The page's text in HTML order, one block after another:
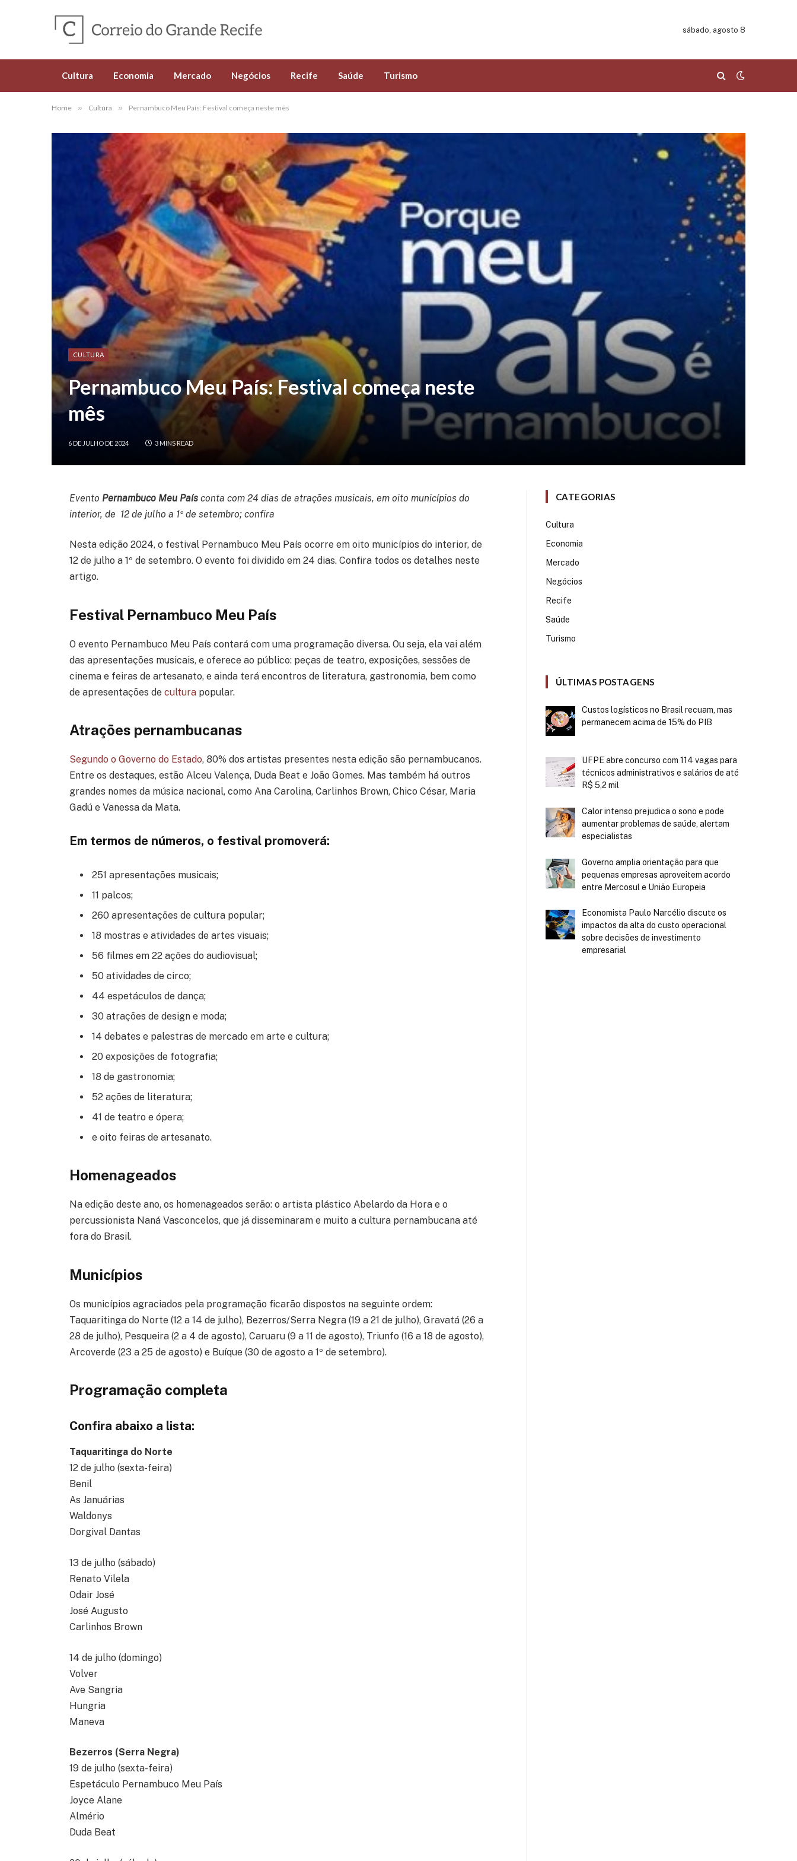
sábado, agosto 8
Cultura Economia Mercado Negócios Recife Saúde Turismo
Home » Cultura » Pernambuco Meu País: Festival começa neste mês
CULTURA
Pernambuco Meu País: Festival começa neste
mês
6 DE JULHO DE 2024 3 MINS READ
Evento Pernambuco Meu País conta com 24 dias de atrações musicais, em oito municípios do
interior, de 12 de julho a 1º de setembro; confira
Nesta edição 2024, o festival Pernambuco Meu País ocorre em oito municípios do interior, de
12 de julho a 1º de setembro. O evento foi dividido em 24 dias. Confira todos os detalhes neste
artigo.
Festival Pernambuco Meu País
O evento Pernambuco Meu País contará com uma programação diversa. Ou seja, ela vai além
das apresentações musicais, e oferece ao público: peças de teatro, exposições, sessões de
cinema e feiras de artesanato, e ainda terá encontros de literatura, gastronomia, bem como
de apresentações decultura popular.
Atrações pernambucanas
Segundo o Governo do Estado, 80% dos artistas presentes nesta edição são pernambucanos.
Entre os destaques, estão Alceu Valença, Duda Beat e João Gomes. Mas também há outros
grandes nomes da música nacional, como Ana Carolina, Carlinhos Brown, Chico César, Maria
Gadú e Vanessa da Mata.
Em termos de números, o festival promoverá:
251 apresentações musicais;
11 palcos;
260 apresentações de cultura popular;
18 mostras e atividades de artes visuais;
56 filmes em 22 ações do audiovisual;
50 atividades de circo;
44 espetáculos de dança;
30 atrações de design e moda;
14 debates e palestras de mercado em arte e cultura;
20 exposições de fotografia;
18 de gastronomia;
52 ações de literatura;
41 de teatro e ópera;
e oito feiras de artesanato.
Homenageados
Na edição deste ano, os homenageados serão: o artista plástico Abelardo da Hora e o
percussionista Naná Vasconcelos, que já disseminaram e muito a cultura pernambucana até
fora do Brasil.
Municípios
Os municípios agraciados pela programação ficarão dispostos na seguinte ordem:
Taquaritinga do Norte (12 a 14 de julho), Bezerros/Serra Negra (19 a 21 de julho), Gravatá (26 a
28 de julho), Pesqueira (2 a 4 de agosto), Caruaru (9 a 11 de agosto), Triunfo (16 a 18 de agosto),
Arcoverde (23 a 25 de agosto) e Buíque (30 de agosto a 1º de setembro).
Programação completa
Confira abaixo a lista:
Taquaritinga do Norte
12 de julho (sexta-feira)
Benil
As Januárias
Waldonys
Dorgival Dantas
13 de julho (sábado)
Renato Vilela
Odair José
José Augusto
Carlinhos Brown
14 de julho (domingo)
Volver
Ave Sangria
Hungria
Maneva
Bezerros (Serra Negra)
19 de julho (sexta-feira)
Espetáculo Pernambuco Meu País
Joyce Alane
Almério
Duda Beat
CATEGORIAS
Cultura
Economia
Mercado
Negócios
Recife
Saúde
Turismo
ÚLTIMAS POSTAGENS
Custos logísticos no Brasil recuam, mas
permanecem acima de 15% do PIB
UFPE abre concurso com 114 vagas para
técnicos administrativos e salários de até
R$ 5,2 mil
Calor intenso prejudica o sono e pode
aumentar problemas de saúde, alertam
especialistas
Governo amplia orientação para que
pequenas empresas aproveitem acordo
entre Mercosul e União Europeia
Economista Paulo Narcélio discute os
impactos da alta do custo operacional
sobre decisões de investimento
empresarial